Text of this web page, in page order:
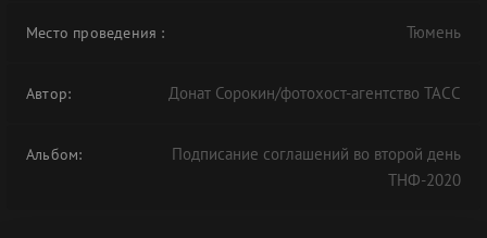
Место проведения : Тюмень
Автор: Донат Сорокин/фотохост-агентство ТАСС
Альбом:
Подписание соглашений во второй день
ТНФ-2020